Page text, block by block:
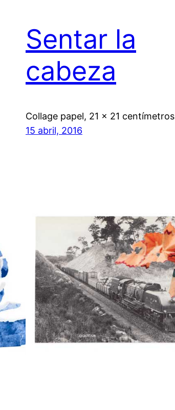
Sentar la
cabeza
Collage papel, 21 x 21 centímetros
15 abril, 2016